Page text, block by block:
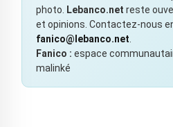
photo.
Lebanco.net reste
et opinions. Contactez-nous
fanico@lebanco.net
Fanico : espace
malinké